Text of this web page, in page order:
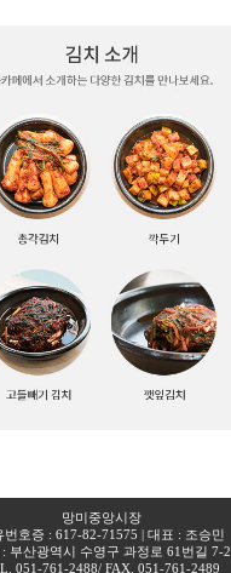
망미중앙시장
번호증 : 617-82-71575 | 대표 : 조승민
부산광역시 수영구 과정로 61번길 7-2​
051-761-2488/ FAX. 051-761-2489